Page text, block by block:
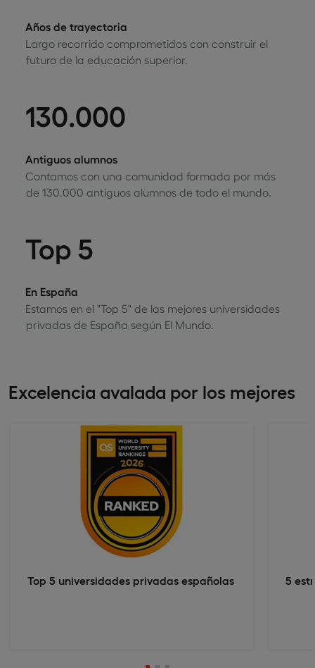
Años de trayectoria
Largo recorrido comprometidos con construir el
futuro de la educación superior.
130.000
Antiguos alumnos
Contamos con una comunidad formada por más
de 130.000 antiguos alumnos de todo el mundo.
Top 5
En España
Estamos en el "Top 5" de las mejores universidades
privadas de España según El Mundo.
Excelencia avalada por los mejores
Top 5 universidades privadas españolas 5